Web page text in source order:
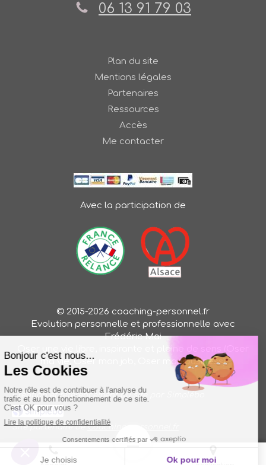
06 13 91 79 03
Plan du site
Mentions légales
Partenaires
Ressources
Accès
Me contacter
Avec la participation de
© 2015-2026 coaching-personnel.fr
Evolution personnelle et professionnelle avec
Frédéric Mai
Oser une vie libre, inspirante et pleine de sens (Oser
ma vie, Oser mon job, Oser mon business)
Création et référencement du site par Simplébo
Site partenaire deCoaching-personnel.fr